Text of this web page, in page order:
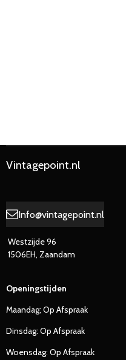
Vintagepoint.nl
Info@vintagepoint.nl
Westzijde 96
1506EH, Zaandam
Openingstijden
Maandag; Op Afspraak
Dinsdag: Op Afspraak
Woensdag: Op Afspraak